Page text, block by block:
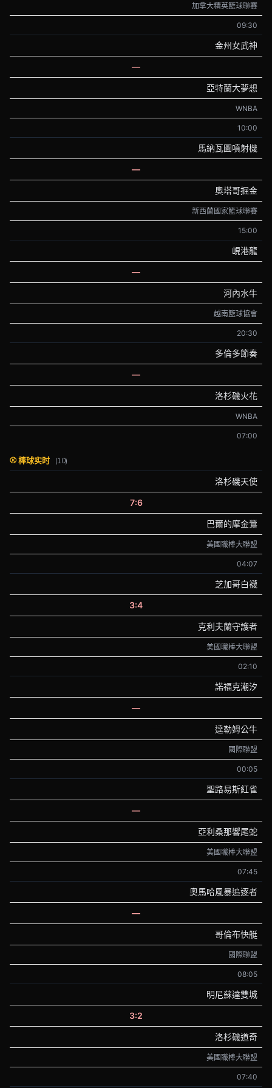
加拿大精英籃球聯賽
09:30
金州女武神
—
亞特蘭大夢想
WNBA
10:00
馬納瓦圖噴射機
—
奧塔哥掘金
新西蘭國家籃球聯賽
15:00
峴港龍
—
河內水牛
越南籃球協會
20:30
多倫多節奏
—
洛杉磯火花
WNBA
07:00
⚾ 棒球实时 (10)
洛杉磯天使
7:6
巴爾的摩金鶯
美國職棒大聯盟
04:07
芝加哥白襪
3:4
克利夫蘭守護者
美國職棒大聯盟
02:10
諾福克潮汐
—
達勒姆公牛
國際聯盟
00:05
聖路易斯紅雀
—
亞利桑那響尾蛇
美國職棒大聯盟
07:45
奧馬哈風暴追逐者
—
哥倫布快艇
國際聯盟
08:05
明尼蘇達雙城
3:2
洛杉磯道奇
美國職棒大聯盟
07:40